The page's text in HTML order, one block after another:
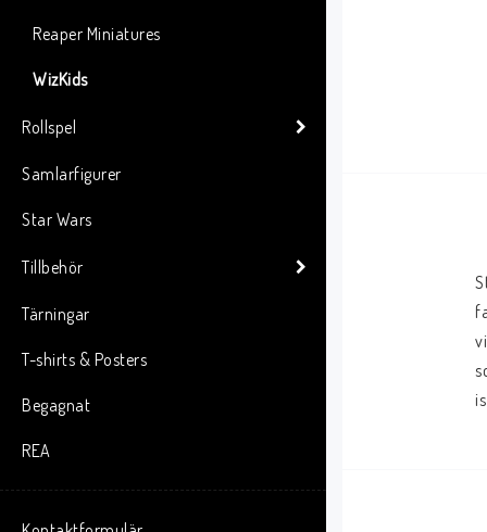
Reaper Miniatures
WizKids
Rollspel
Samlarfigurer
Star Wars
Tillbehör
Tärningar
T-shirts & Posters
Begagnat
REA